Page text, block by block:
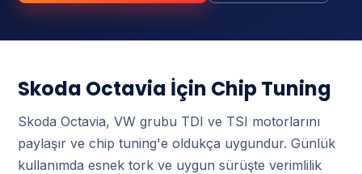
Skoda Octavia İçin Chip Tuning
Skoda Octavia, VW grubu TDI ve TSI motorlarını
paylaşır ve chip tuning'e oldukça uygundur. Günlük
kullanımda esnek tork ve uygun sürüşte verimlilik